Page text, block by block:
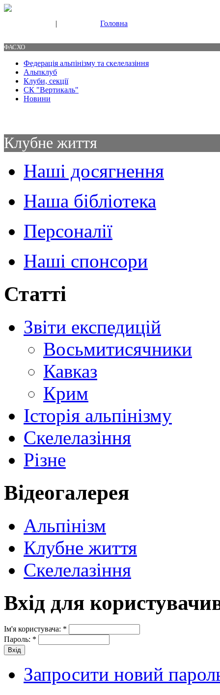
| Головна
ФАСХО
Федерація альпінізму та скелелазіння
Альпклуб
Клуби, секції
СК "Вертикаль"
Новини
Клубне життя
Наші досягнення
Наша бібліотека
Персоналії
Наші спонсори
Статті
Звіти експедицій
Восьмитисячники
Кавказ
Крим
Історія альпінізму
Скелелазіння
Різне
Відеогалерея
Альпінізм
Клубне життя
Скелелазіння
Вхід для
Ім'я користувача: *
Пароль: *
Запросити новий